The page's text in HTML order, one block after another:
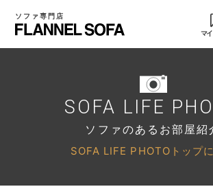
ソファ専門店
マ
SOFA LIFE
ソファのあるお部屋紹
SOFA LIFE PHOTOトップ